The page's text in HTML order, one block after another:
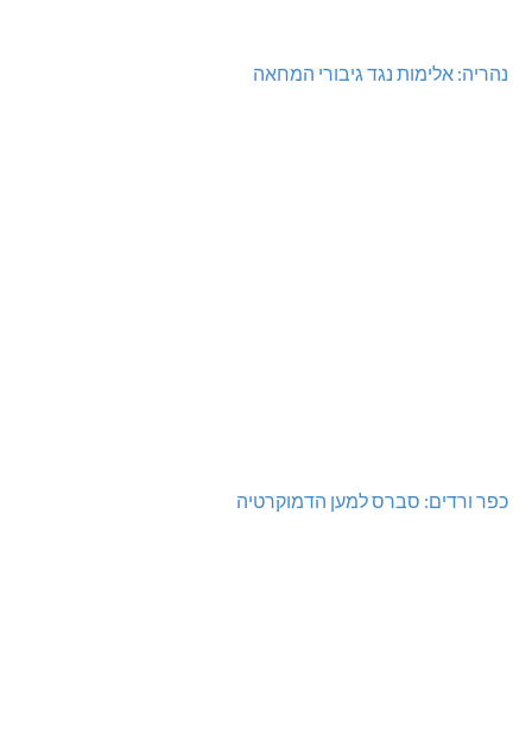
נהריה: אלימות נגד גיבורי המחאה
כפר ורדים: סברס למען הדמוקרטיה